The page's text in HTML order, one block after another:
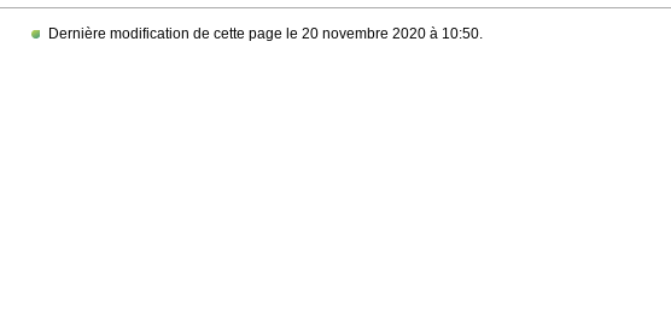
Dernière modification de cette page le 20 novembre 2020 à 10:50.